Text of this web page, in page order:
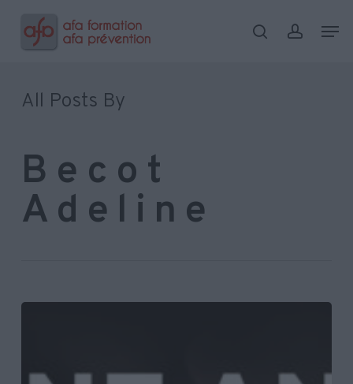
main
content
searchaccount
All Posts By
Becot
Adeline